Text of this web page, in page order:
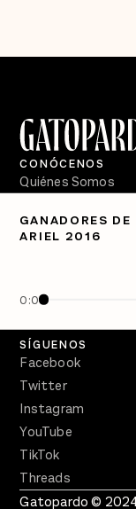
GANADORES
ARIEL 2016
0:00
CONÓCENOS
Quiénes Somos
PÓDCASTS
Crecer en Distopía
SÍGUENOS
Facebook
Twitter
Instagram
YouTube
TikTok
Threads
Gatopardo ©